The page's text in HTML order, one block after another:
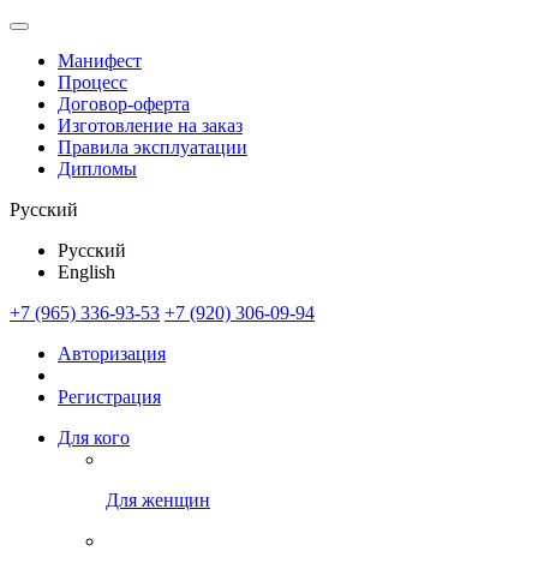
Манифест
Процесс
Договор-оферта
Изготовление на заказ
Правила эксплуатации
Дипломы
Русский
Русский
English
+7 (965) 336-93-53 +7 (920) 306-09-94
Авторизация
Регистрация
Для кого
Для женщин